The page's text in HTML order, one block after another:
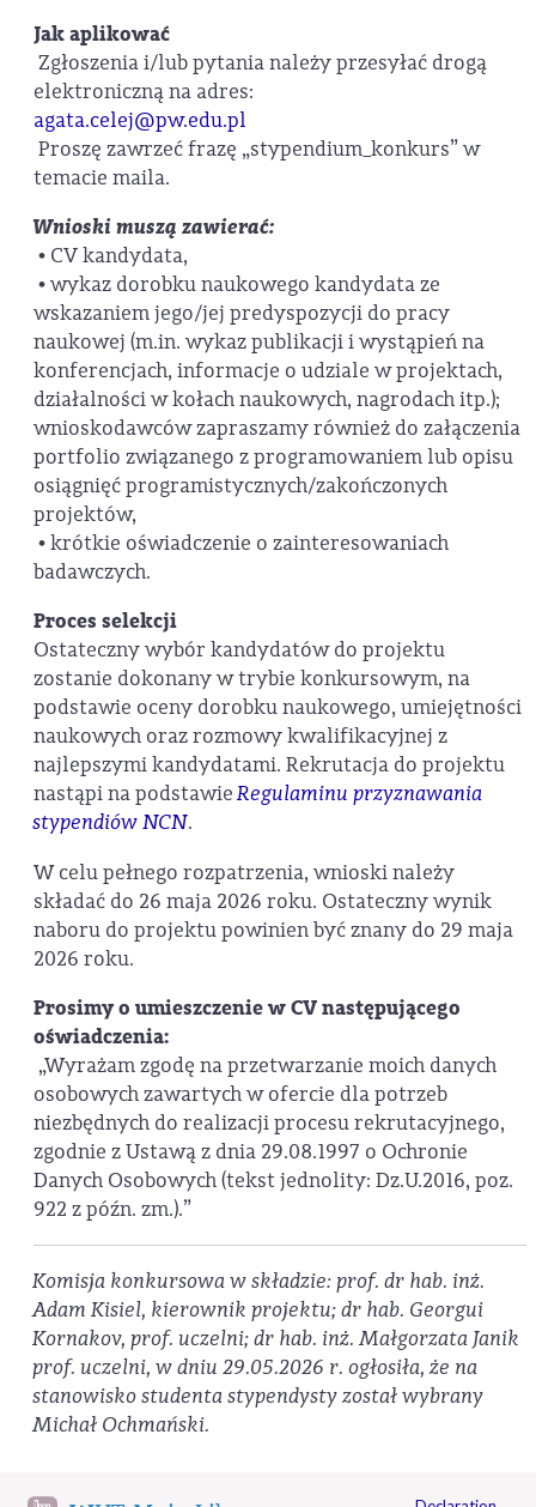
Jak aplikować
Zgłoszenia i/lub pytania należy przesyłać drogą
elektroniczną na adres:
agata.celej@pw.edu.pl
Proszę zawrzeć frazę „stypendium­_konkurs” w
temacie maila.
Wnioski muszą zawierać:
• CV kandydata,
• wykaz dorobku naukowego kandydata ze
wskazaniem jego/jej predyspozycji do pracy
naukowej (m.in. wykaz publikacji i wystąpień na
konferencjach, informacje o udziale w projektach,
działalności w kołach naukowych, nagrodach itp.);
wnioskodawców zapraszamy również do załączenia
portfolio związanego z programowaniem lub opisu
osiągnięć programistycznych/zakończonych
projektów,
• krótkie oświadczenie o zainteresowaniach
badawczych.
Proces selekcji
Ostateczny wybór kandydatów do projektu
zostanie dokonany w trybie konkursowym, na
podstawie oceny dorobku naukowego, umiejętności
naukowych oraz rozmowy kwalifikacyjnej z
najlepszymi kandydatami. Rekrutacja do projektu
nastąpi na podstawieRegulaminu przyznawania
stypendiów NCN.
W celu pełnego rozpatrzenia, wnioski należy
składać do 26 maja 2026 roku. Ostateczny wynik
naboru do projektu powinien być znany do 29 maja
2026 roku.
Prosimy o umieszczenie w CV następującego
oświadczenia:
„Wyrażam zgodę na przetwarzanie moich danych
osobowych zawartych w ofercie dla potrzeb
niezbędnych do realizacji procesu rekrutacyjnego,
zgodnie z Ustawą z dnia 29.08.1997 o Ochronie
Danych Osobowych (tekst jednolity: Dz.U.2016, poz.
922 z późn. zm.).”
Komisja konkursowa w składzie: prof. dr hab. inż.
Adam Kisiel, kierownik projektu; dr hab. Georgui
Kornakov, prof. uczelni; dr hab. inż. Małgorzata Janik
prof. uczelni, w dniu 29.05.2026 r. ogłosiła, że na
stanowisko studenta stypendysty został wybrany
Michał Ochmański.